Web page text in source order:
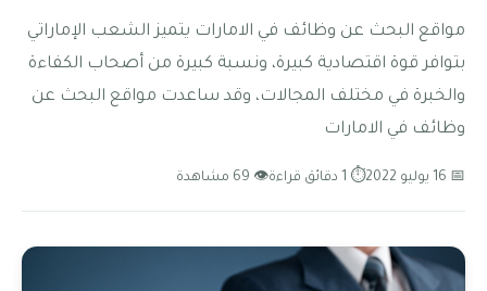
مواقع البحث عن وظائف في الامارات يتميز الشعب الإماراتي
بتوافر قوة اقتصادية كبيرة، ونسبة كبيرة من أصحاب الكفاءة
والخبرة في مختلف المجالات، وقد ساعدت مواقع البحث عن
وظائف في الامارات
📅 16 يوليو 2022 ⏱ 1 دقائق قراءة 👁 69 مشاهدة